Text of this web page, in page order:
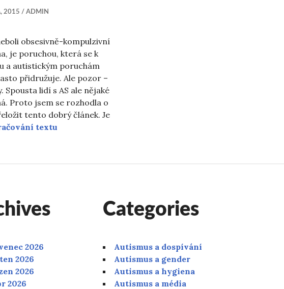
2015 ADMIN
obsesivně-kompulzivní
je poruchou, která se k
a autistickým poruchám
přidružuje. Ale pozor –
Spousta lidí s AS ale nějaké
Proto jsem se rozhodla o
tento dobrý článek. Je
textu
2026
2026
2026
2026
Categories
Autismus a dospívání
Autismus a gender
Autismus a hygiena
Autismus a média